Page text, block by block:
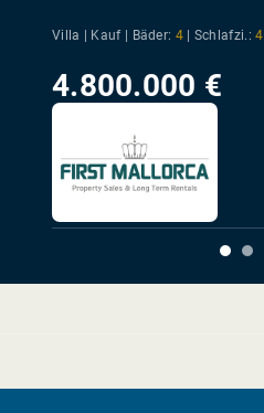
Villa | Kauf | Bäder: 4 Schlafzi.: 4
4.800.000 €